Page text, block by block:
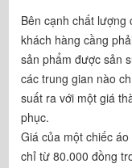
Bên cạnh chất lượng
khách hàng cầng
sản phẩm được sản
các trung gian nào
suất ra với một giá
phục.
Giá của một chiếc
chỉ từ 80.000 đồng